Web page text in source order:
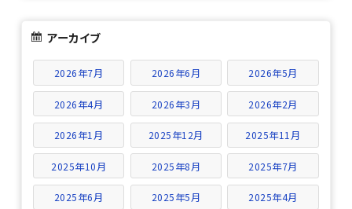
アーカイブ
2026年7月 2026年6月 2026年5月
2026年4月 2026年3月 2026年2月
2026年1月 2025年12月 2025年11月
2025年10月 2025年8月 2025年7月
2025年6月 2025年5月 2025年4月